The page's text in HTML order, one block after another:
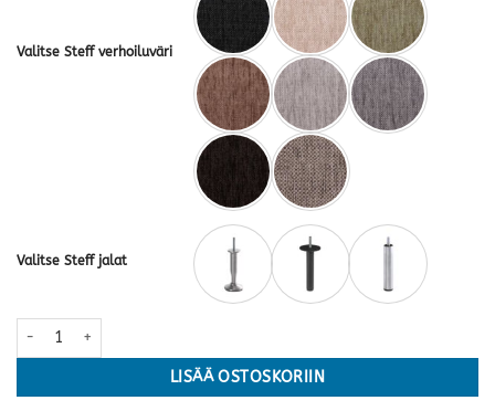
Valitse Steff verhoiluväri
Valitse Steff jalat
Colorado sohva · kolme kokoa ja useita värejä määrä
LISÄÄ OSTOSKORIIN